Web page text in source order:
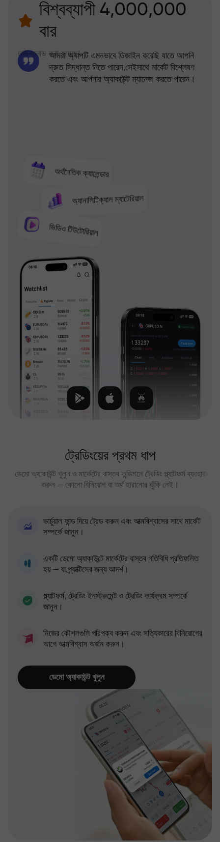
বিশ্বব্যাপী 4,000,000
বার
ডাউনলোড করা হয়েছে!
অর্থনৈতিক ক্যালেন্ডার
অ্যানালিটিক্যাল ম্যাটেরিয়াল
ভিডিও টিউটোরিয়াল
আমরা অ্যাপটি এমনভাবে ডিজাইন করেছি যাতে আপনি
দ্রুত সিদ্ধান্ত নিতে পারেন,সেইসাথে মার্কেট বিশ্লেষণ
করতে এবং আপনার অ্যাকাউন্ট ম্যানেজ করতে পারেন।
ট্রেডিংয়ের প্রথম ধাপ
ডেমো অ্যাকাউন্ট খুলুন ও মার্কেটের বাস্তব কন্ডিশনে ট্রেডিং প্ল্যাটফর্ম ব্যবহার
করুন — কোনো বিনিয়োগ বা অর্থ হারানোর ঝুঁকি নেই।
ভার্চুয়াল ফান্ড দিয়ে ট্রেড করুন এবং আত্মবিশ্বাসের সাথে মার্কেট
সম্পর্কে জানুন।
একটি ডেমো অ্যাকাউন্টে মার্কেটের বাস্তব গতিবিধি প্রতিফলিত
হয় — যা প্র্যাক্টিসের জন্য আদর্শ।
প্ল্যাটফর্ম, ট্রেডিং ইনস্ট্রুমেন্ট ও ট্রেডিং কার্যক্রম সম্পর্কে
জানুন।
নিজের কৌশলগুলি পরিপক্ব করুন এবং সত্যিকারের বিনিয়োগের
আগে আত্মবিশ্বাস অর্জন করুন।
ডেমো অ্যাকাউন্ট খুলুন